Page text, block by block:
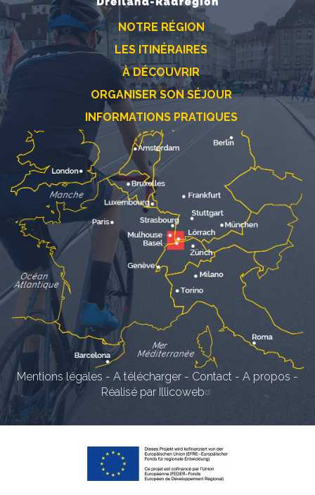
NOTRE RÉGION
LES ITINÉRAIRES
À DÉCOUVRIR
ORGANISER SON SÉJOUR
INFORMATIONS PRATIQUES
Mentions légales - A télécharger - Contact - A propos -
Réalisé par Illicoweb